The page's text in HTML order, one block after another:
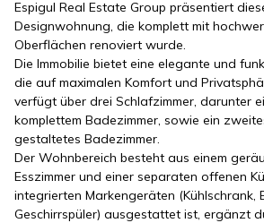
Espigul Real Estate Group präsentiert
Designwohnung, die komplett mit
Oberflächen renoviert wurde.
Die Immobilie bietet eine elegante und
die auf maximalen Komfort und
verfügt über drei Schlafzimmer, darunter
komplettem Badezimmer, sowie ein
gestaltetes Badezimmer.
Der Wohnbereich besteht aus einem
Esszimmer und einer separaten offenen
integrierten Markengeräten (Kühlschrank,
Geschirrspüler) ausgestattet ist, ergänzt